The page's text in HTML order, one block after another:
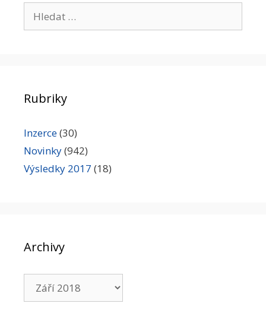
Rubriky
Inzerce(30)
Novinky(942)
Výsledky 2017 (18)
Archivy
Archivy